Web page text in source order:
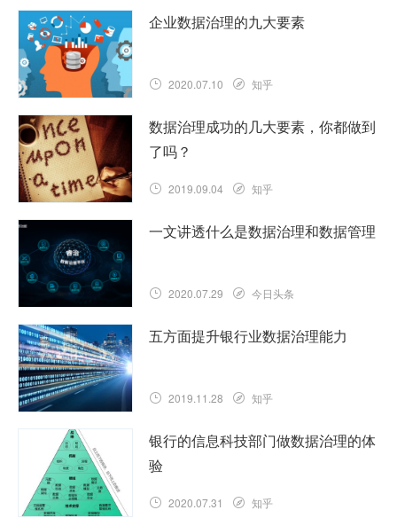
企业数据治理的九大要素
2020.07.10 知乎
数据治理成功的几大要素，你都做到
了吗？
2019.09.04 知乎
一文讲透什么是数据治理和数据管理
2020.07.29 今日头条
五方面提升银行业数据治理能力
2019.11.28 知乎
银行的信息科技部门做数据治理的体
验
2020.07.31 知乎